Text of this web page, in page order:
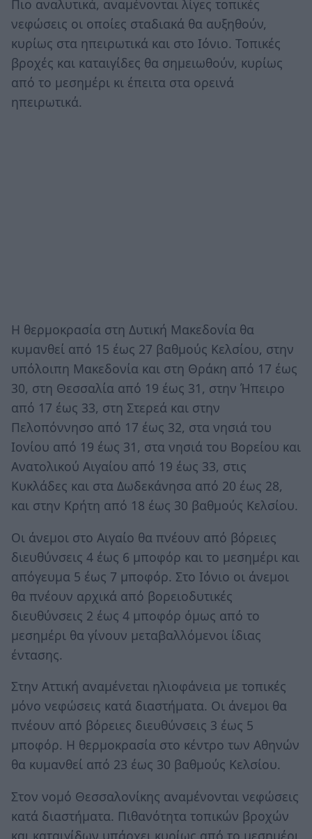
Πιο αναλυτικά, αναμένονται λίγες τοπικές
νεφώσεις οι οποίες σταδιακά θα αυξηθούν,
κυρίως στα ηπειρωτικά και στο Ιόνιο. Τοπικές
βροχές και καταιγίδες θα σημειωθούν, κυρίως
από το μεσημέρι κι έπειτα στα ορεινά
ηπειρωτικά.
Η θερμοκρασία στη Δυτική Μακεδονία θα
κυμανθεί από 15 έως 27 βαθμούς Κελσίου, στην
υπόλοιπη Μακεδονία και στη Θράκη από 17 έως
30, στη Θεσσαλία από 19 έως 31, στην Ήπειρο
από 17 έως 33, στη Στερεά και στην
Πελοπόννησο από 17 έως 32, στα νησιά του
Ιονίου από 19 έως 31, στα νησιά του Βορείου και
Ανατολικού Αιγαίου από 19 έως 33, στις
Κυκλάδες και στα Δωδεκάνησα από 20 έως 28,
και στην Κρήτη από 18 έως 30 βαθμούς Κελσίου.
Οι άνεμοι στο Αιγαίο θα πνέουν από βόρειες
διευθύνσεις 4 έως 6 μποφόρ και το μεσημέρι και
απόγευμα 5 έως 7 μποφόρ. Στο Ιόνιο οι άνεμοι
θα πνέουν αρχικά από βορειοδυτικές
διευθύνσεις 2 έως 4 μποφόρ όμως από το
μεσημέρι θα γίνουν μεταβαλλόμενοι ίδιας
έντασης.
Στην Αττική αναμένεται ηλιοφάνεια με τοπικές
μόνο νεφώσεις κατά διαστήματα. Οι άνεμοι θα
πνέουν από βόρειες διευθύνσεις 3 έως 5
μποφόρ. Η θερμοκρασία στο κέντρο των Αθηνών
θα κυμανθεί από 23 έως 30 βαθμούς Κελσίου.
Στον νομό Θεσσαλονίκης αναμένονται νεφώσεις
κατά διαστήματα. Πιθανότητα τοπικών βροχών
και καταιγίδων υπάρχει κυρίως από το μεσημέρι